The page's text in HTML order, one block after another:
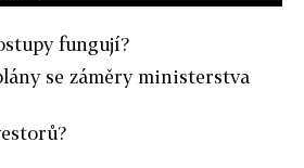
fungují?
se záměry ministerstva